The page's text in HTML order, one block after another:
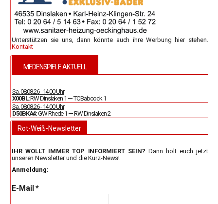
Unterstützen sie uns, dann könnte auch ihre Werbung hier stehen.
Kontakt
MEDENSPIELE AKTUELL
Sa. 08.08.26 - 14:00 Uhr
X00BL:RW Dinslaken 1 —TC Babcock 1
Sa. 08.08.26 - 14:00 Uhr
D50BKA4:GW Rhede 1 —RW Dinslaken 2
Rot-Weiß-Newsletter
IHR WOLLT IMMER TOP INFORMIERT SEIN? Dann holt euch jetzt
unseren Newsletter und die Kurz-News!
Anmeldung:
E-Mail*